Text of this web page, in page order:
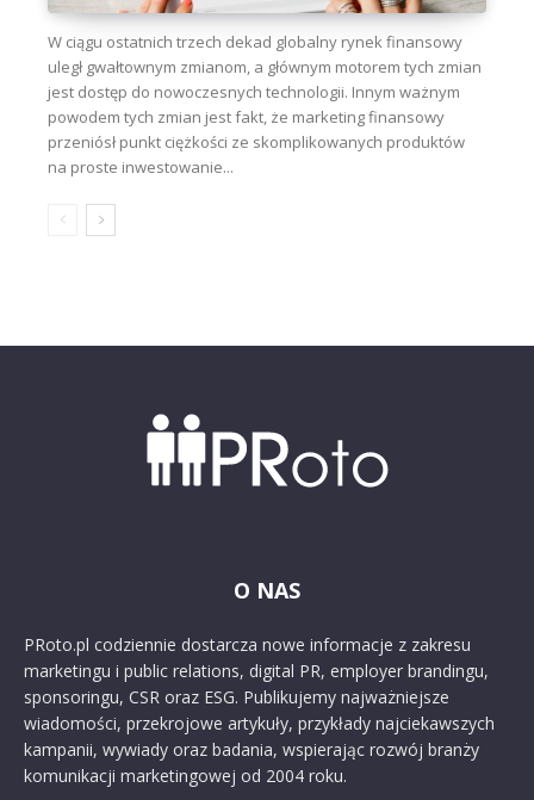
W ciągu ostatnich trzech dekad globalny rynek finansowy
uległ gwałtownym zmianom, a głównym motorem tych zmian
jest dostęp do nowoczesnych technologii. Innym ważnym
powodem tych zmian jest fakt, że marketing finansowy
przeniósł punkt ciężkości ze skomplikowanych produktów
na proste inwestowanie...
O NAS
PRoto.pl codziennie dostarcza nowe informacje z zakresu
marketingu i public relations, digital PR, employer brandingu,
sponsoringu, CSR oraz ESG. Publikujemy najważniejsze
wiadomości, przekrojowe artykuły, przykłady najciekawszych
kampanii, wywiady oraz badania, wspierając rozwój branży
komunikacji marketingowej od 2004 roku.